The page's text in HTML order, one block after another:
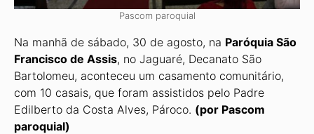
Pascom paroquial
Na manhã de sábado, 30 de agosto, na Paróquia São
Francisco de Assis, no Jaguaré, Decanato São
Bartolomeu, aconteceu um casamento comunitário,
com 10 casais, que foram assistidos pelo Padre
Edilberto da Costa Alves, Pároco. (por Pascom
paroquial)